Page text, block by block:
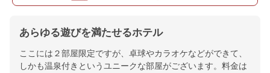
あらゆる遊びを満たせるホテル
ここには２部屋限定ですが、卓球やカラオケなどができて、
しかも温泉付きというユニークな部屋がございます。料金は